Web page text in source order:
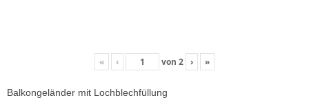
« ‹ von 2 › »
Balkongeländer mit Lochblechfüllung